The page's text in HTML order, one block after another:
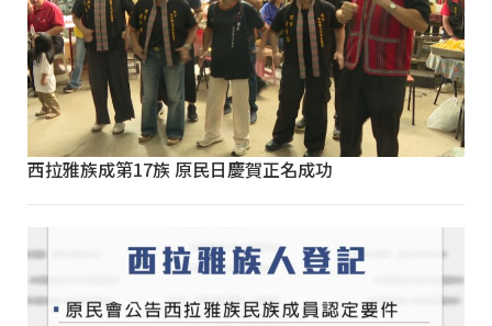
西拉雅族成第17族 原民日慶賀正名成功